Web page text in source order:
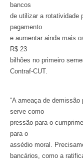
bancos
de utilizar a rotatividade
pagamento
e aumentar ainda mais
R$ 23
bilhões no primeiro
Contraf-CUT.
“A ameaça de
serve como
pressão para o
para o
assédio moral.
bancários, como a